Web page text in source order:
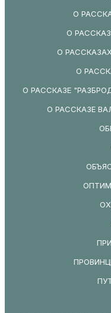
О
О
О
О
О РАССКАЗЕ
О РАССКАЗЕ